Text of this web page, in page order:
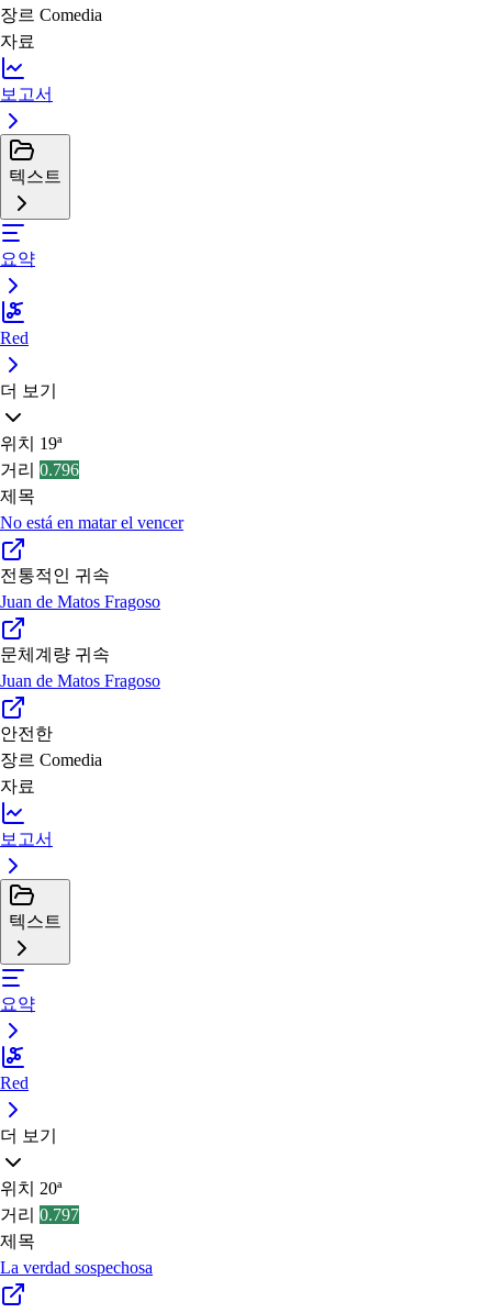
장르 Comedia
자료
보고서
텍스트
요약
Red
더 보기
위치
19ª
거리 0.796
제목
No está en matar el vencer
전통적인 귀속
Juan de Matos Fragoso
문체계량 귀속
Juan de Matos Fragoso
안전한
장르 Comedia
자료
보고서
텍스트
요약
Red
더 보기
위치
20ª
거리 0.797
제목
La verdad sospechosa